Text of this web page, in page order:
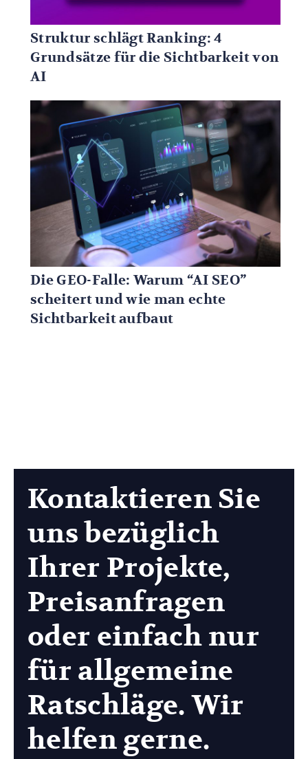
Struktur schlägt Ranking: 4
Grundsätze für die Sichtbarkeit von
AI
Die GEO-Falle: Warum “AI SEO”
scheitert und wie man echte
Sichtbarkeit aufbaut
Kontaktieren Sie
uns bezüglich
Ihrer Projekte,
Preisanfragen
oder einfach nur
für allgemeine
Ratschläge. Wir
helfen gerne.